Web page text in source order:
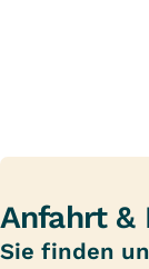
Anfahrt &
Sie finden